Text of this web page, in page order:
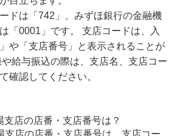
ドは「742」、みずほ銀行の金融機
「0001」です。 支店コードは、入
や「支店番号」と表示されることが
給与振込の際は、支店名、支店コー
確認してください。
店の店番・支店番号は？
支店の店番・支店番号は、支店コー